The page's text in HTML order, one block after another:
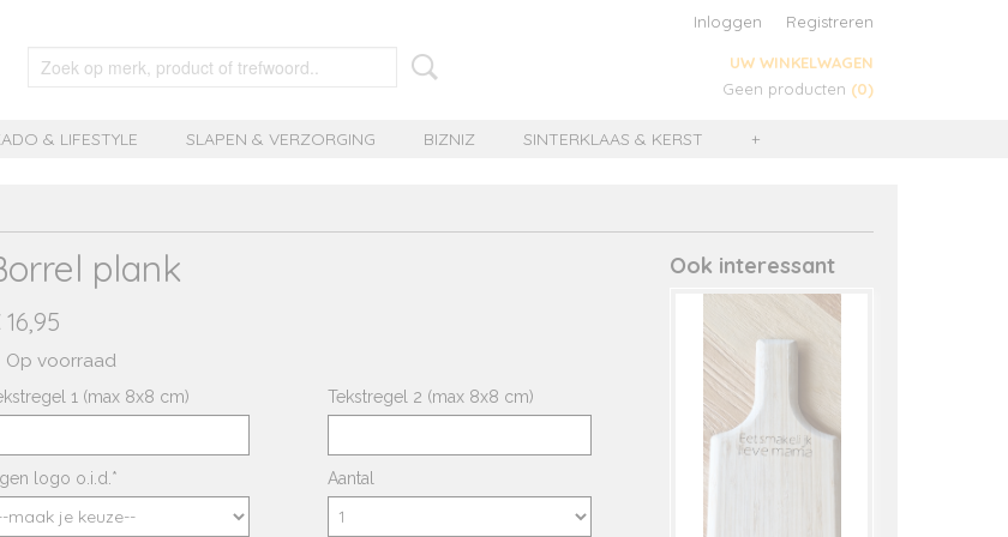
Inloggen Registreren
UW WINKELWAGEN
Geen producten (0)
& LIFESTYLE SLAPEN & VERZORGING BIZNIZ SINTERKLAAS & KERST +
plank
Op voorraad
1 (max 8x8 cm) Tekstregel 2 (max 8x8 cm)
logo o.i.d.* Aantal
Ook interessant